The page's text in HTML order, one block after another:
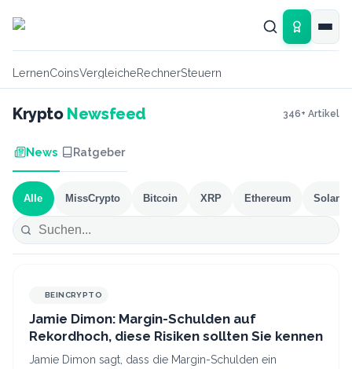
LernenCoinsVergleicheRechnerSteuern
Krypto Newsfeed 346+ Artikel
News Ratgeber
Alle MissCrypto Bitcoin XRP Ethereum Solana
BEINCRYPTO
Jamie Dimon: Margin-Schulden auf
Rekordhoch, diese Risiken sollten Sie kennen
Jamie Dimon sagt, dass die Margin-Schulden ein